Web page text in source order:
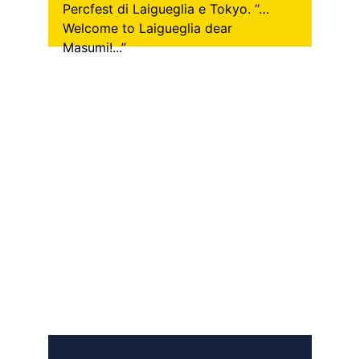
Percfest di Laigueglia e Tokyo. “…
Welcome to Laigueglia dear
Masumi!...”